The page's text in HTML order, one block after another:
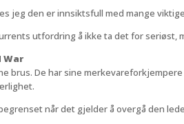
jeg den er innsiktsfull med mange
utfordring å ikke ta det for seriøst,
War
brus. De har sine
når det gjelder å overgå den